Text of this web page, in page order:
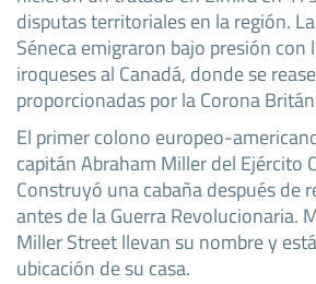
disputas territoriales en la región.
Séneca emigraron bajo presión con
iroqueses al Canadá, donde se
proporcionadas por la Corona
El primer colono europeo-
capitán Abraham Miller del Ejército
Construyó una cabaña después de
antes de la Guerra Revolucionaria.
Miller Street llevan su nombre y
ubicación de su casa.